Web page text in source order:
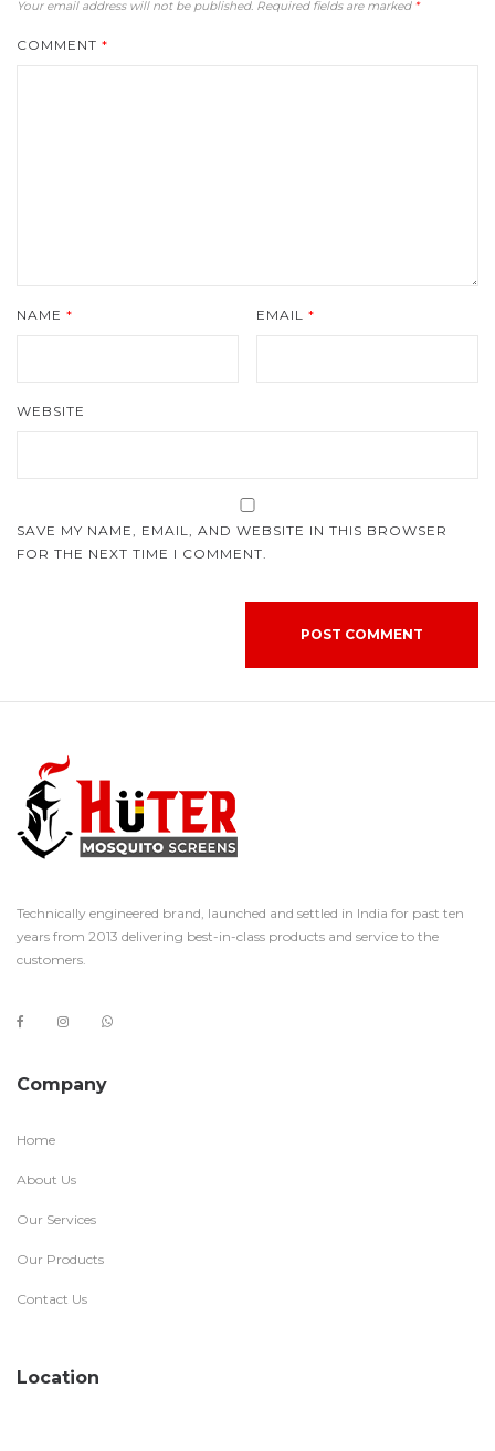
Your email address will not be published. Required fields are marked *
COMMENT *
NAME * EMAIL*
WEBSITE
SAVE MY NAME, EMAIL, AND WEBSITE IN THIS BROWSER
FOR THE NEXT TIME I COMMENT.
Technically engineered brand, launched and settled in India for past ten
years from 2013 delivering best-in-class products and service to the
customers.
Company
Home
About Us
Our Services
Our Products
Contact Us
Location